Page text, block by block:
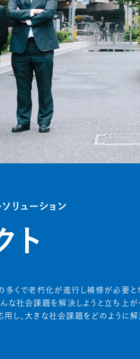
リューション
ト
多くで老朽化が進行し補修が必要と
な社会課題を解決しようと立ち上が
用し、大きな社会課題をどのように